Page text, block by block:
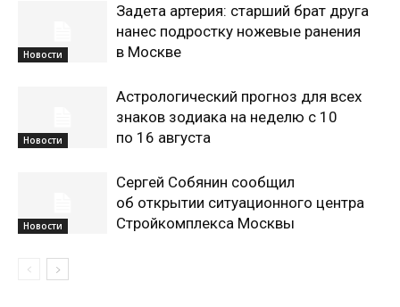
Новости
Задета артерия: старший брат друга
нанес подростку ножевые ранения
в Москве
Новости
Астрологический прогноз для всех
знаков зодиака на неделю с 10
по 16 августа
Новости
Сергей Собянин сообщил
об открытии ситуационного центра
Стройкомплекса Москвы